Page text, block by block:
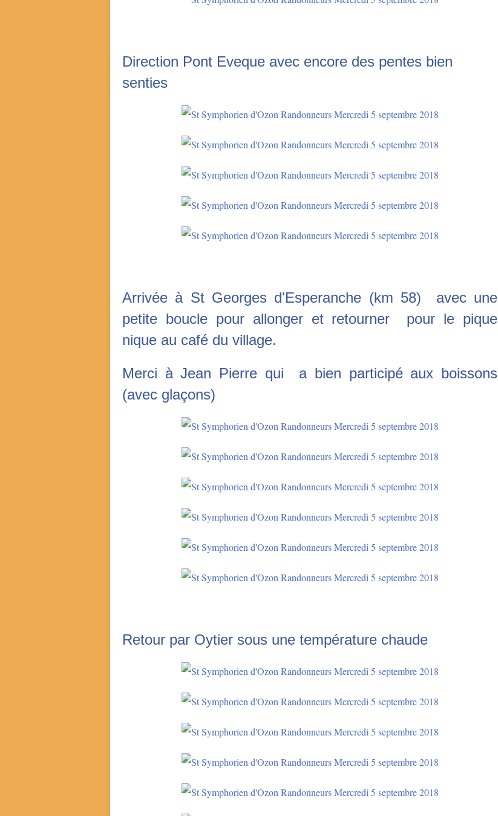
Direction Pont Eveque avec encore des pentes bien
senties
Arrivée à St Georges d'Esperanche (km 58) avec une
petite boucle pour allonger et retourner pour le pique
nique au café du village.
Merci à Jean Pierre qui a bien participé aux boissons
(avec glaçons)
Retour par Oytier sous une température chaude